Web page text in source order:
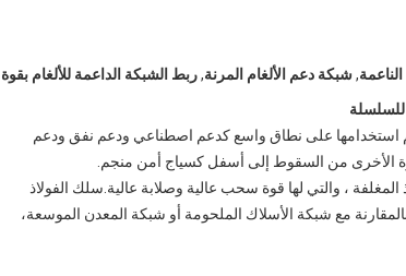
,شبكة دعم الألغام المرنة,ربط الشبكة الداعمة للألغام بقوة
للسلسلة
استخدامها على نطاق واسع كدعم اصطناعي ودعم نفق ودعم
الأخرى من السقوط إلى أسفل كسياج أمن منجم.
، والتي لها قوة سحب عالية وصلابة عالية.سلك الفولاذ
مع شبكة الأسلاك الملحومة أو شبكة المعدن الموسعة،